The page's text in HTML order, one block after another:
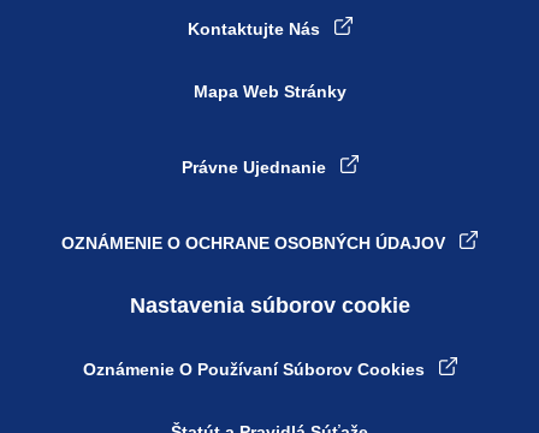
Kontaktujte Nás
Mapa Web Stránky
Právne Ujednanie
OZNÁMENIE O OCHRANE OSOBNÝCH ÚDAJOV
Nastavenia súborov cookie
Oznámenie O Používaní Súborov Cookies